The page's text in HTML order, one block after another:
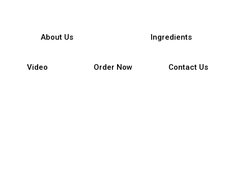
About Us Ingredients
Video Order Now Contact Us